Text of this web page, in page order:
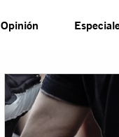
Opinión